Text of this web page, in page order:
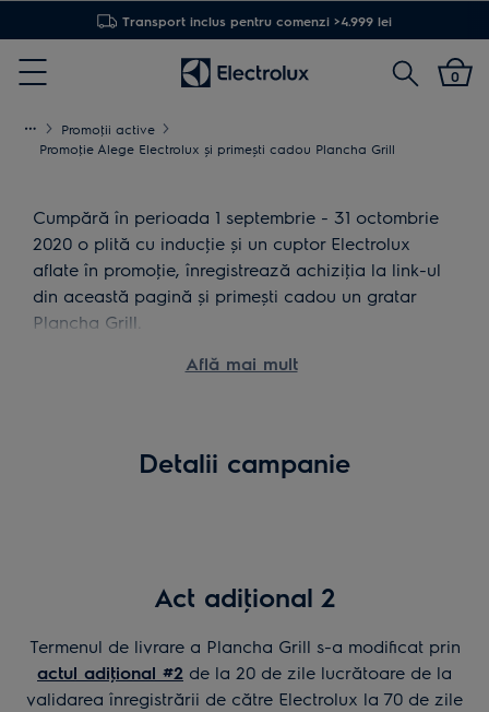
Transport inclus pentru comenzi >4.999 lei
Menu
Cautare0
Promoţii active
Promoţie Alege Electrolux și primești cadou Plancha Grill
Cumpără în perioada 1 septembrie - 31 octombrie
2020 o plită cu inducţie și un cuptor Electrolux
aflate în promoţie, înregistrează achiziţia la link-ul
din această pagină și primești cadou un gratar
Plancha Grill.
Află mai mult
Detalii campanie
Act adiţional 2
Termenul de livrare a Plancha Grill s-a modificat prin
actul adiţional #2 de la 20 de zile lucrătoare de la
validarea înregistrării de către Electrolux la 70 de zile